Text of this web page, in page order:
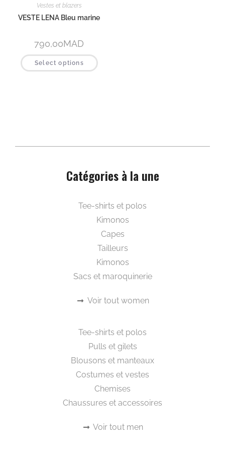
Vestes et blazers
VESTE LENA Bleu marine
790,00MAD
Select options
Catégories à la une
Tee-shirts et polos
Kimonos
Capes
Tailleurs
Kimonos
Sacs et maroquinerie
Voir tout women
Tee-shirts et polos
Pulls et gilets
Blousons et manteaux
Costumes et vestes
Chemises
Chaussures et accessoires
Voir tout men